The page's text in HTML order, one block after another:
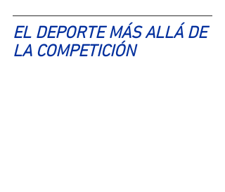
EL DEPORTE MÁS ALLÁ DE
LA COMPETICIÓN